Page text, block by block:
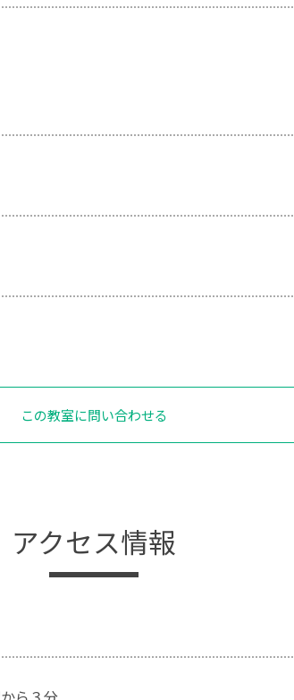
この教室に問い合わせる
アクセス情報